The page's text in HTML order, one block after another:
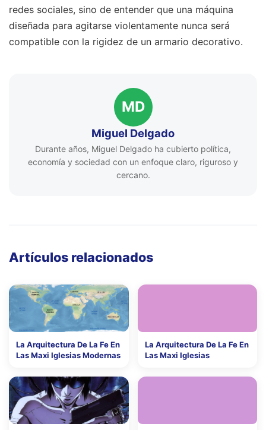
redes sociales, sino de entender que una máquina
diseñada para agitarse violentamente nunca será
compatible con la rigidez de un armario decorativo.
MD
Miguel Delgado
Durante años, Miguel Delgado ha cubierto política,
economía y sociedad con un enfoque claro, riguroso y
cercano.
Artículos relacionados
La Arquitectura De La Fe En
Las Maxi Iglesias Modernas
La Arquitectura De La Fe En
Las Maxi Iglesias